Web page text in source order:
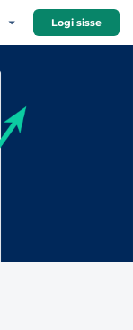
Logi sisse